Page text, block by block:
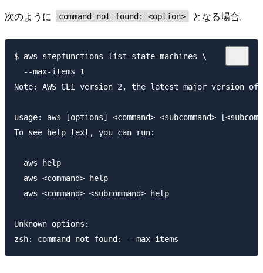
次のように command not found: <option> となる場合。
$ aws stepfunctions list-state-machines \
  --max-items 1
Note: AWS CLI version 2, the latest major version
usage: aws [options] <command> <subcommand>
To see help text, you can run:
  aws help
  aws <command> help
  aws <command> <subcommand> help
Unknown options: